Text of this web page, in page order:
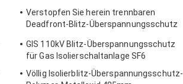
Verstopfen Sie herein trennbaren
Deadfront-Blitz-Überspannungsschutz
GIS 110kV Blitz-Überspannungsschutz
für Gas Isolierschaltanlage SF6
Völlig Isolierblitz-Überspannungsschutz-